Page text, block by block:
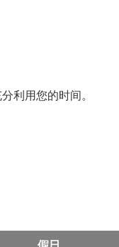
利用您的时间。